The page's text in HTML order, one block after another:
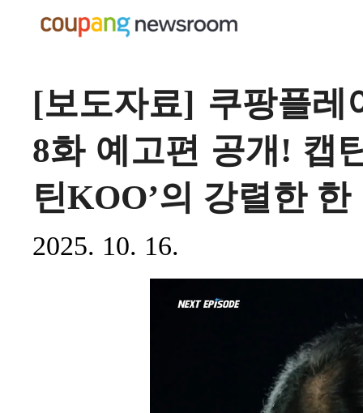
[보도자료] 쿠팡플레
8화 예고편 공개! 캡
틴KOO’의 강렬한
2025. 10. 16.